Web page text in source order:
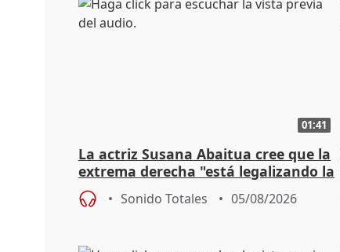
01:41
La actriz Susana Abaitua cree que la
extrema derecha "está legalizando la
homofobia"
Sonido Totales 05/08/2026